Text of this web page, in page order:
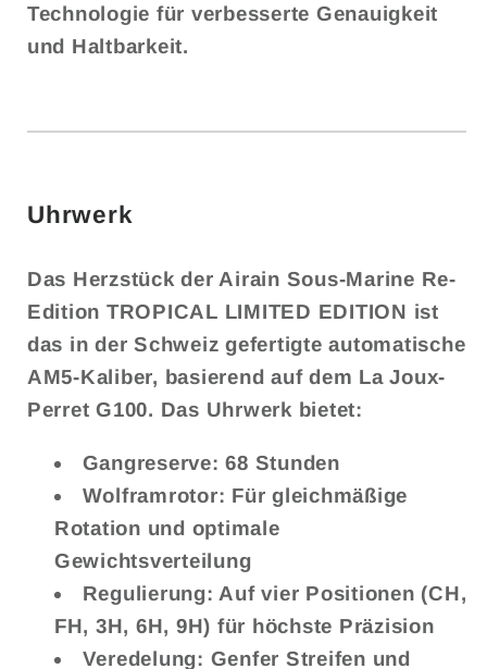
Technologie für verbesserte Genauigkeit
und Haltbarkeit.
Uhrwerk
Das Herzstück der Airain Sous-Marine Re-
Edition TROPICAL LIMITED EDITION ist
das in der Schweiz gefertigte automatische
AM5-Kaliber, basierend auf dem La Joux-
Perret G100. Das Uhrwerk bietet:
Gangreserve: 68 Stunden
Wolframrotor: Für gleichmäßige
Rotation und optimale
Gewichtsverteilung
Regulierung: Auf vier Positionen (CH,
FH, 3H, 6H, 9H) für höchste Präzision
Veredelung: Genfer Streifen und